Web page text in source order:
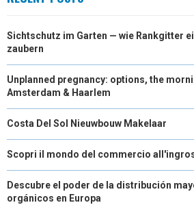
Sichtschutz im Garten — wie Rankgitter
zaubern
Unplanned pregnancy: options, the
Amsterdam & Haarlem
Costa Del Sol Nieuwbouw Makelaar
Scopri il mondo del commercio
Descubre el poder de la distribución
orgánicos en Europa